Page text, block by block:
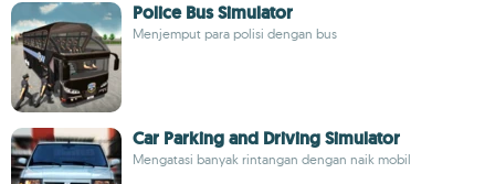
Police Bus Simulator
Menjemput para polisi dengan bus
Car Parking and Driving Simulator
Mengatasi banyak rintangan dengan naik mobil